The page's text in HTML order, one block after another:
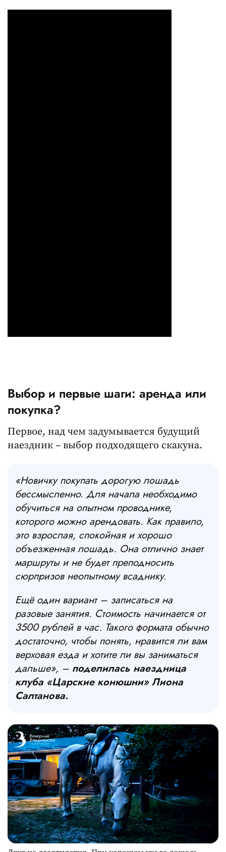
Выбор и первые шаги: аренда или
покупка?
Первое, над чем задумывается будущий
наездник – выбор подходящего скакуна.
«Новичку покупать дорогую лошадь
бессмысленно. Для начала необходимо
обучиться на опытном проводнике,
которого можно арендовать. Как правило,
это взрослая, спокойная и хорошо
объезженная лошадь. Она отлично знает
маршруты и не будет преподносить
сюрпризов неопытному всаднику.
Ещё один вариант – записаться на
разовые занятия. Стоимость начинается от
3500 рублей в час. Такого формата обычно
достаточно, чтобы понять, нравится ли вам
верховая езда и хотите ли вы заниматься
дальше», – поделилась наездница
клуба «Царские конюшни» Лиона
Салтанова.